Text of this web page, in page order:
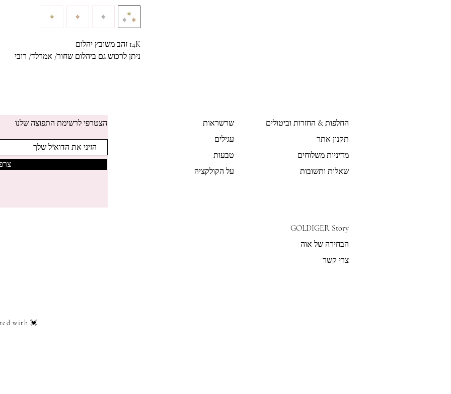
14K זהב משובץ יהלום
ניתן לרכוש גם ביהלום שחור/ אמרלד/ רובי
הצטרפי לרשימת התפוצה שלנו
שרשראות
עגילים
טבעות
על הקולקציה
החלפות & החזרות וביטולים
תקנון אתר
מדיניות משלוחים
שאלות ותשובות
GOLDIGER Story
הבחירה של אוה
צרי קשר
with 💓